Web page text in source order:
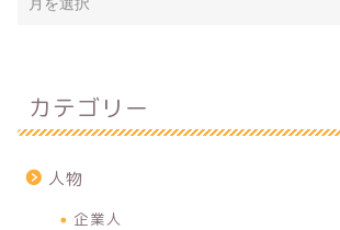
カテゴリー
人物
企業人